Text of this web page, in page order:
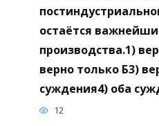
остаётся
производства.1)
верно только Б3)
суждения4) оба
12